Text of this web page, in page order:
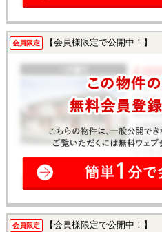
会員限定 【会員様限定で公開中！】
会員限定 【会員様限定で公開中！】